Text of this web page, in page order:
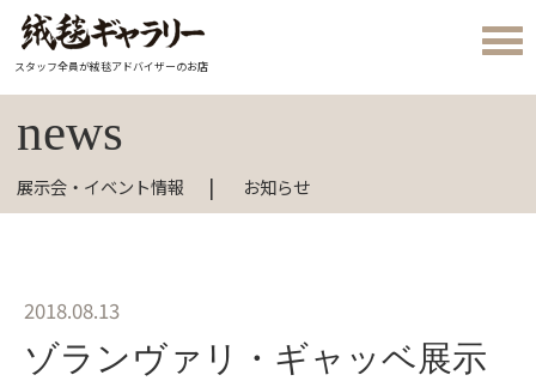
スタッフ全員が絨毯アドバイザーのお店
news
展示会・イベント情報 お知らせ
2018.08.13
ゾランヴァリ・ギャッベ展示